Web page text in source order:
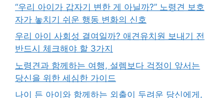
“우리 아이가 갑자기 변한 게 아닐까?” 노령견 보호
자가 놓치기 쉬운 행동 변화의 신호
우리 아이 사회성 결여일까? 애견유치원 보내기 전
반드시 체크해야 할 3가지
노령견과 함께하는 여행, 설렘보다 걱정이 앞서는
당신을 위한 세심한 가이드
나이 든 아이와 함께하는 외출이 두려운 당신에게,